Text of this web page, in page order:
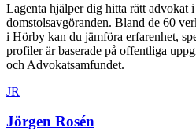
Lagenta hjälper dig hitta rätt advokat i
domstolsavgöranden. Bland de 60
i Hörby kan du jämföra erfarenhet,
profiler är baserade på offentliga
och Advokatsamfundet.
JR
Jörgen Rosén